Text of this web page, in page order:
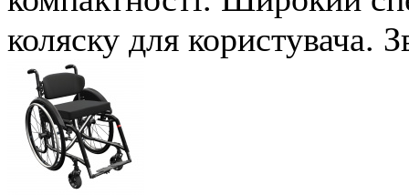
коляску для користувача.